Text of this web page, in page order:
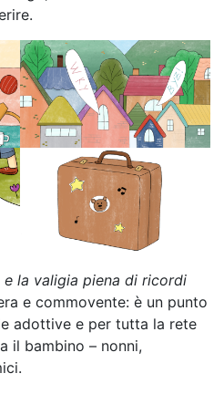
e la valigia piena di ricordi
e commovente: è un punto
adottive e per tutta la rete
il bambino – nonni,